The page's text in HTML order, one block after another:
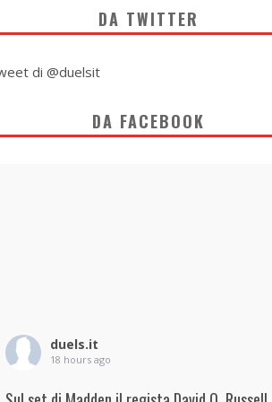
DA TWITTER
di @duelsit
DA FACEBOOK
duels.it
18 hours ago